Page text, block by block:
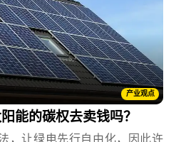
产业观点
能的碳权去卖钱吗？
，让绿电先行自由化，因此许